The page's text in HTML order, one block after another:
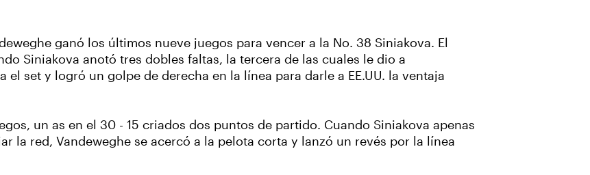
ganó los últimos nueve juegos para vencer a la No. 38 Siniakova. El
Siniakova anotó tres dobles faltas, la tercera de las cuales le dio a
set y logró un golpe de derecha en la línea para darle a EE.UU. la ventaja
un as en el 30 - 15 criados dos puntos de partido. Cuando Siniakova apenas
la red, Vandeweghe se acercó a la pelota corta y lanzó un revés por la línea